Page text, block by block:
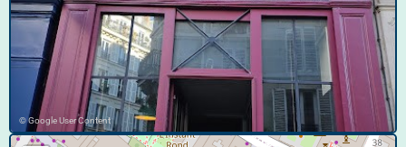
© Google User Content